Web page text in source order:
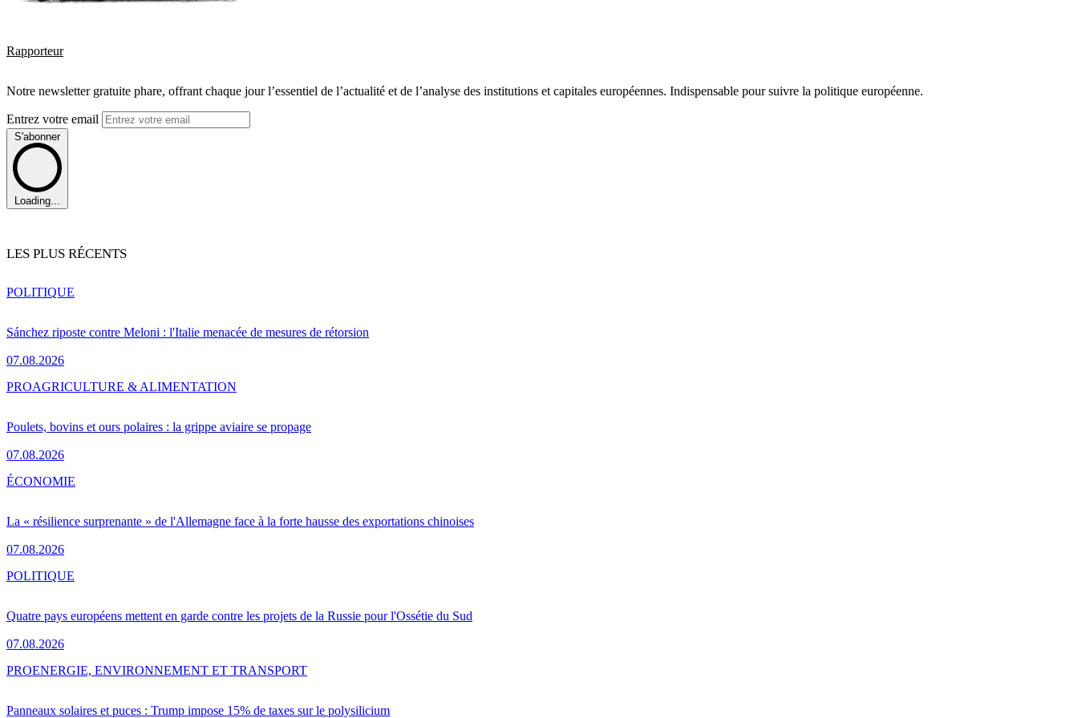
Rapporteur
Notre newsletter gratuite phare, offrant chaque jour l’essentiel de l’actualité et de l’analyse des institutions et capitales européennes. Indispensable pour suivre la politique européenne.
Entrez votre email
S'abonner
Loading...
LES PLUS RÉCENTS
Sánchez riposte contre Meloni : l'Italie menacée de mesures de rétorsion
07.08.2026
POLITIQUE
Poulets, bovins et ours polaires : la grippe aviaire se propage
07.08.2026
PROAGRICULTURE & ALIMENTATION
La « résilience surprenante » de l'Allemagne face à la forte hausse des exportations chinoises
07.08.2026
ÉCONOMIE
Quatre pays européens mettent en garde contre les projets de la Russie pour l'Ossétie du Sud
07.08.2026
POLITIQUE
Panneaux solaires et puces : Trump impose 15% de taxes sur le polysilicium
PROENERGIE, ENVIRONNEMENT ET TRANSPORT